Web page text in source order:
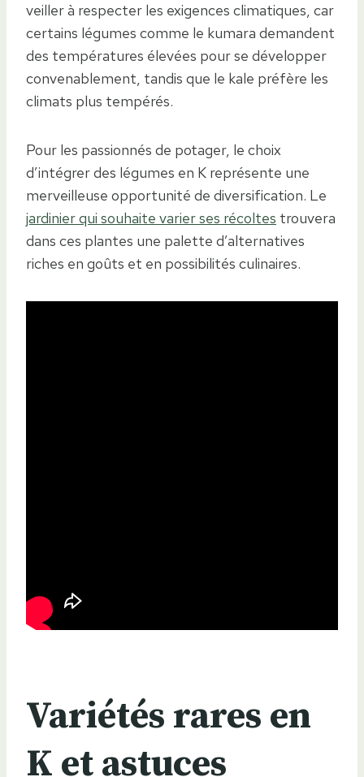
veiller à respecter les exigences climatiques, car
certains légumes comme le kumara demandent
des températures élevées pour se développer
convenablement, tandis que le kale préfère les
climats plus tempérés.
Pour les passionnés de potager, le choix
d’intégrer des légumes en K représente une
merveilleuse opportunité de diversification. Le
jardinier qui souhaite varier ses récoltes trouvera
dans ces plantes une palette d’alternatives
riches en goûts et en possibilités culinaires.
Variétés rares en
K et astuces